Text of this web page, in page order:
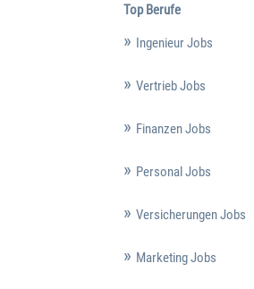
Top Berufe
Ingenieur Jobs
Vertrieb Jobs
Finanzen Jobs
Personal Jobs
Versicherungen Jobs
Marketing Jobs